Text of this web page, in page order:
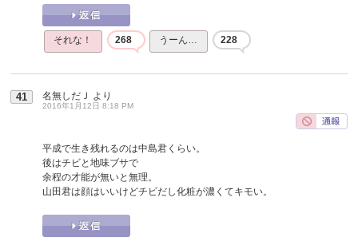
それな！ 268 うーん… 228
41 名無しだＪ より
2016年1月12日 8:18 PM
平成で生き残れるのは中島君くらい。
後はチビと地味ブサで
余程の才能が無いと無理。
山田君は顔はいいけどチビだし化粧が濃くてキモい。